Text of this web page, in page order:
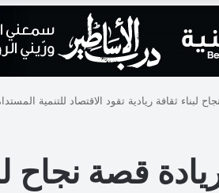
لبناء ثقافة ريادية تقود الاقتصاد للتنمية
قصة نجاح